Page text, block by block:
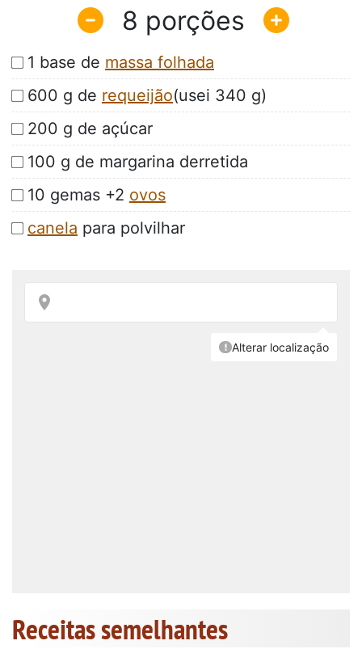
8
1 base de massa folhada
600 g de requeijão(usei 340 g)
200 g de açúcar
100 g de margarina derretida
10 gemas +2 ovos
canela para polvilhar
Receitas semelhantes